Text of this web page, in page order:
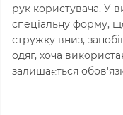
рук користувача. У
спеціальну форму,
стружку вниз,
одяг, хоча
залишається